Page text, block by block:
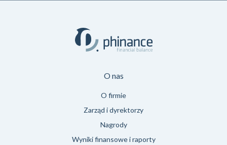
O nas
O firmie
Zarząd i dyrektorzy
Nagrody
Wyniki finansowe i raporty